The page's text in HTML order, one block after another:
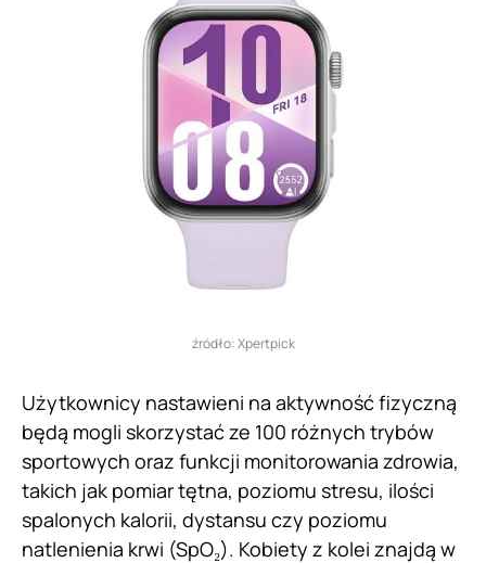
źródło: Xpertpick
Użytkownicy nastawieni na aktywność fizyczną
będą mogli skorzystać ze 100 różnych trybów
sportowych oraz funkcji monitorowania zdrowia,
takich jak pomiar tętna, poziomu stresu, ilości
spalonych kalorii, dystansu czy poziomu
natlenienia krwi (SpO₂). Kobiety z kolei znajdą w